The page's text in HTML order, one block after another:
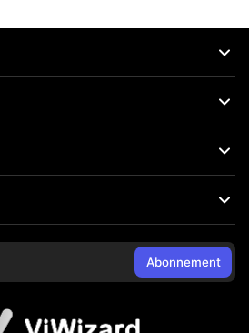
Abonnement